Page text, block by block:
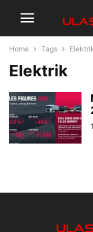
Home Tags
Elektrik